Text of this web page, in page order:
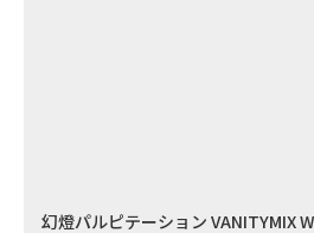
幻燈パルピテーション VANITYMIX